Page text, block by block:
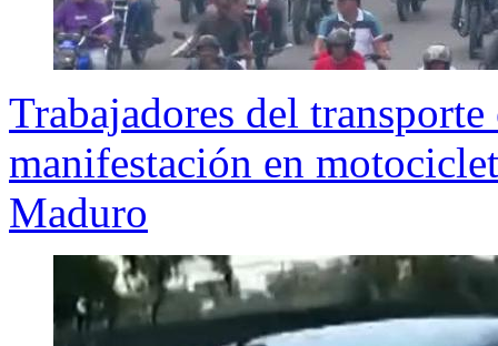
Trabajadores del
manifestación en
Maduro